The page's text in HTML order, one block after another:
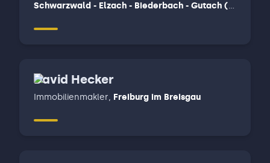
Schwarzwald - Elzach - Biederbach - Gutach (
David Hecker
Immobilienmakler, Freiburg im Breisgau